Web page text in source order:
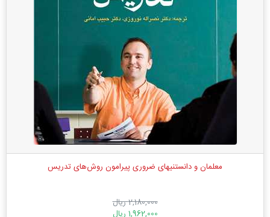
معلمان و دانستنیهای ضروری پیرامون روش‌های تدریس
2,180,000 ریال
1,962,000 ریال